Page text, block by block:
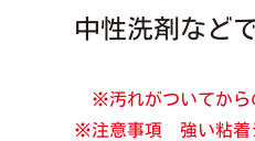
中性洗剤など
※汚れがついてから
※注意事項 強い粘着